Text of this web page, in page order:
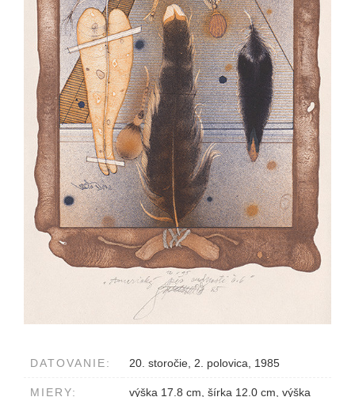
DATOVANIE: 20. storočie, 2. polovica, 1985
MIERY:
výška 17.8 cm, šírka 12.0 cm, výška